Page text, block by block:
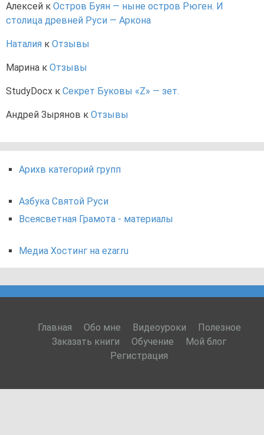
Алексей к Остров Буян — ныне остров Рюген. И
столица древней Руси — Аркона
Наталия к Отзывы
Марина к Отзывы
StudyDocx к Секрет Буковы «Z» — зет.
Андрей Зырянов к Отзывы
Арихв категорий групп
Азбука Святой Руси
Всеясветная Грамота - материалы
Медиа Хостинг на ezar.ru
Главная Обо мне Видеоуроки
Полезное
Заказать книги
Обучение
Мой блог
Регистрация